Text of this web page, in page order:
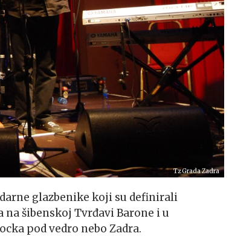
Tz Grada Zadra
glazbenike koji su definirali
šibenskoj Tvrđavi Barone i u
pod vedro nebo Zadra.